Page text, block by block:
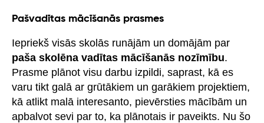
Pašvadītas mācīšanās prasmes
Iepriekš visās skolās runājām un domājām par
paša skolēna vadītas mācīšanās nozīmību.
Prasme plānot visu darbu izpildi, saprast, kā es
varu tikt galā ar grūtākiem un garākiem projektiem,
kā atlikt malā interesanto, pievērsties mācībām un
apbalvot sevi par to, ka plānotais ir paveikts. Nu šo